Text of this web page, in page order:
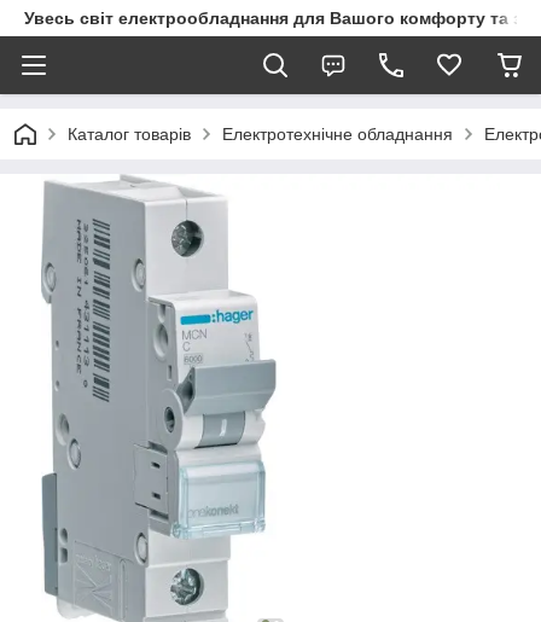
Увесь світ електрообладнання для Вашого комфорту та
Каталог товарів Електротехнічне обладнання